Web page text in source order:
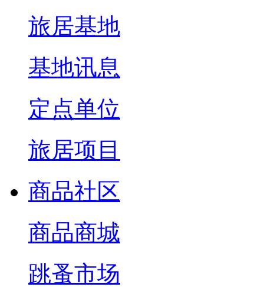
旅居基地
基地讯息
定点单位
旅居项目
商品社区
商品商城
跳蚤市场